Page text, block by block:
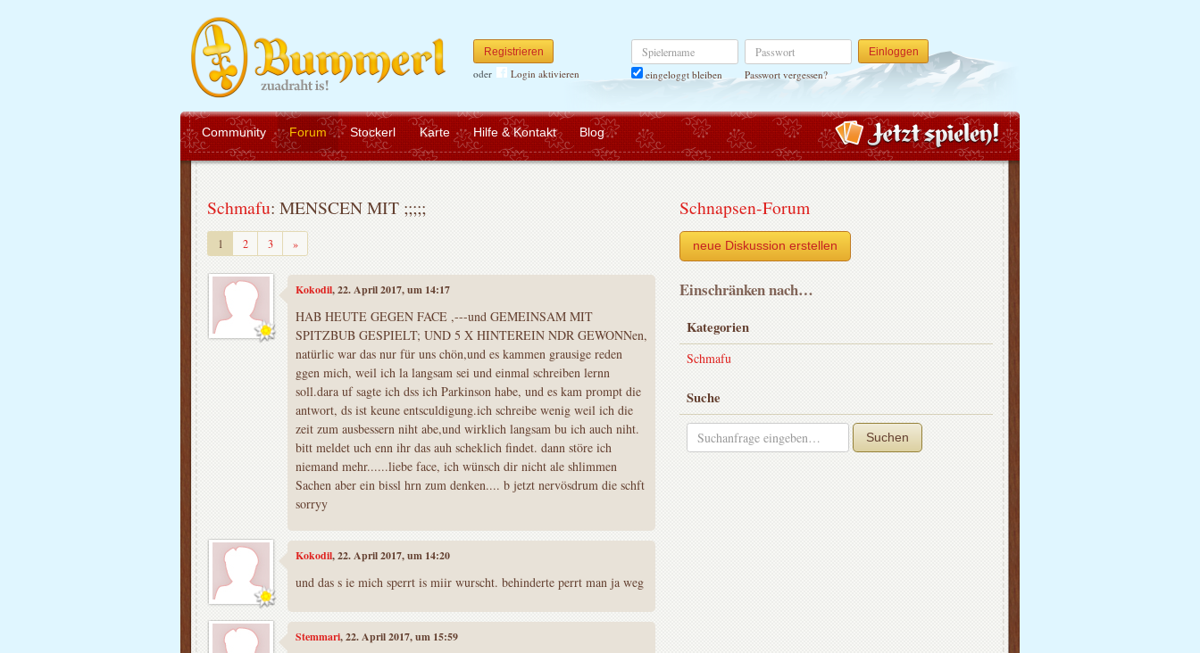
Registrieren
oder Login aktivieren
Spielername
eingeloggt bleiben
Passwort Einloggen
Passwort vergessen?
Community Forum Stockerl Karte Hilfe & Kontakt Blog
Schmafu: MENSCEN MIT ;;;;;
1 2 3 »Weiter
Kokodil, 22. April 2017, um 14:17
HAB HEUTE GEGEN FACE ,---und GEMEINSAM MIT
SPITZBUB GESPIELT; UND 5 X HINTEREIN NDR GEWONNen,
natürlic war das nur für uns chön,und es kammen grausige reden
ggen mich, weil ich la langsam sei und einmal schreiben lernn
soll.dara uf sagte ich dss ich Parkinson habe, und es kam prompt die
antwort, ds ist keune entsculdigung.ich schreibe wenig weil ich die
zeit zum ausbessern niht abe,und wirklich langsam bu ich auch niht.
bitt meldet uch enn ihr das auh scheklich findet. dann störe ich
niemand mehr......liebe face, ich wünsch dir nicht ale shlimmen
Sachen aber ein bissl hrn zum denken.... b jetzt nervösdrum die schft
sorryy
Kokodil, 22. April 2017, um 14:20
und das s ie mich sperrt is miir wurscht. behinderte perrt man ja weg
Stemmari, 22. April 2017, um 15:59
Schnapsen-Forum
neue Diskussion erstellen
Einschränken nach…
Kategorien
Schmafu
Suche
Suchen